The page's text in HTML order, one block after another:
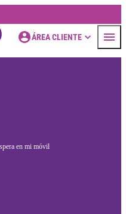
ÁREA CLIENTE
en mi móvil